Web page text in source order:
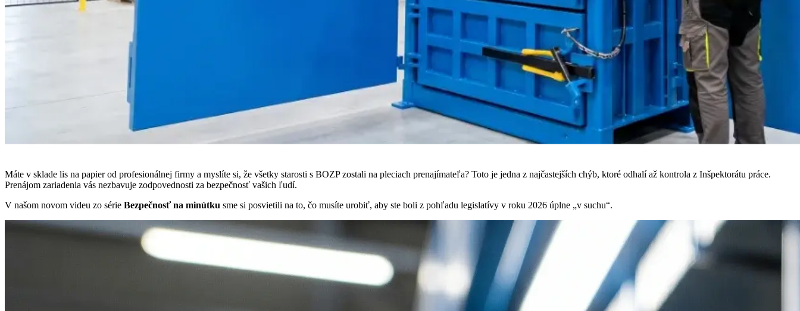
Máte v sklade lis na papier od profesionálnej firmy a myslíte si, že všetky starosti s BOZP zostali na pleciach prenajímateľa? Toto je jedna z najčastejších chýb, ktoré odhalí až kontrola z Inšpektorátu práce.
Prenájom zariadenia vás nezbavuje zodpovednosti za bezpečnosť vašich ľudí.
V našom novom videu zo série Bezpečnosť na minútku sme si posvietili na to, čo musíte urobiť, aby ste boli z pohľadu legislatívy v roku 2026 úplne „v suchu“.